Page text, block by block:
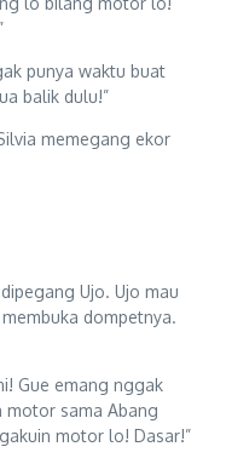
punya waktu buat
balik dulu!”
memegang ekor
Ujo. Ujo mau
dompetnya.
Gue emang nggak
motor sama Abang
motor lo! Dasar!”